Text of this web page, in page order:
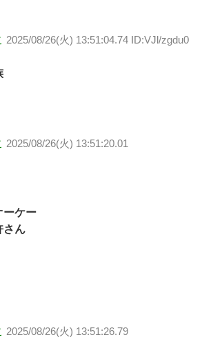
2025/08/26(火) 13:51:04.74 ID:VJl/zgdu0
2025/08/26(火) 13:51:20.01
ーケー
さん
2025/08/26(火) 13:51:26.79